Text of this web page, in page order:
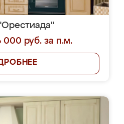
000 руб. за п.м.